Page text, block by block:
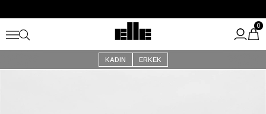
Kargo Ücretsiz!
KADIN ERKEK
0